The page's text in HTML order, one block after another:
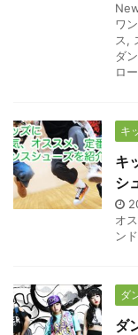
ワン
ス,
ダ
ロ
キ
キ
シ
オ
ンド
ダ
ダ